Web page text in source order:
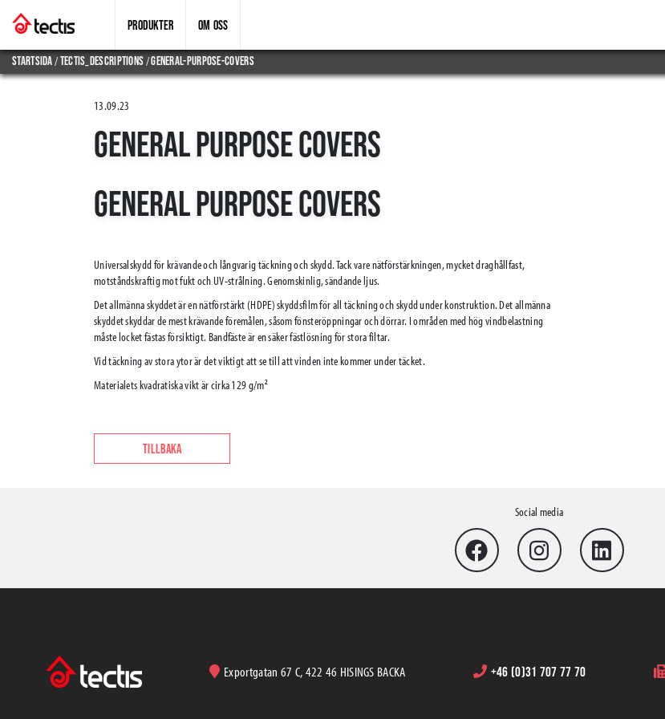
PRODUKTER OM OSS
Startsida/tectis_descriptions/general-purpose-covers
13.09.23
GENERAL PURPOSE COVERS
GENERAL PURPOSE COVERS
Universalskydd för krävande och långvarig täckning och skydd. Tack vare nätförstärkningen, mycket draghållfast,
motståndskraftig mot fukt och UV-strålning. Genomskinlig, sändande ljus.
Det allmänna skyddet är en nätförstärkt (HDPE) skyddsfilm för all täckning och skydd under konstruktion. Det allmänna
skyddet skyddar de mest krävande föremålen, såsom fönsteröppningar och dörrar. I områden med hög vindbelastning
måste locket fästas försiktigt. Bandfäste är en säker fästlösning för stora filtar.
Vid täckning av stora ytor är det viktigt att se till att vinden inte kommer under täcket.
Materialets kvadratiska vikt är cirka 129 g/m²
TILLBAKA
Social media
Exportgatan 67 C, 422 46 HISINGS BACKA +46 (0)31 707 77 70